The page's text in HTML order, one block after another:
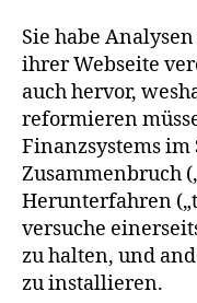
Sie habe
ihrer Webseite
auch hervor,
reformieren
Finanzsystems im
Zusammenbruch
Herunterfahren
versuche
zu halten, und
zu installieren.